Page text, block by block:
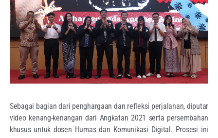
Sebagai bagian dari penghargaan dan refleksi perjalanan, diputar
video kenang-kenangan dari Angkatan 2021 serta persembahan
khusus untuk dosen Humas dan Komunikasi Digital. Prosesi ini